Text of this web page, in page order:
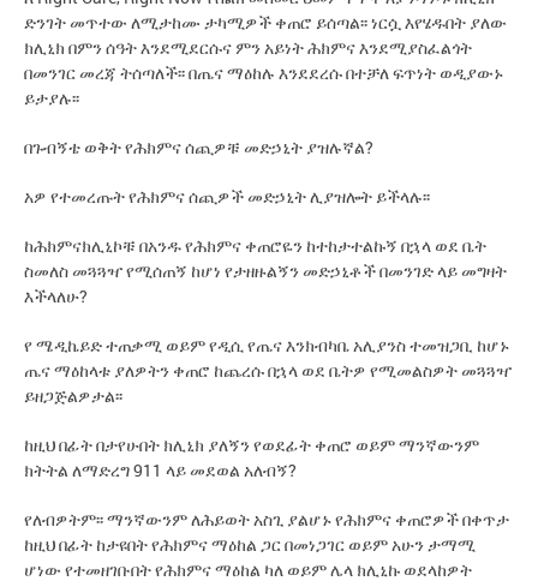
ድንገት መጥተው ለሚታከሙ ታካሚዎች ቀጠሮ ይሰጣል፡፡ ነርሷ እየሄዱበት ያለው
ክሊኒክ በምን ሰዓት እንደሚደርሱና ምን አይነት ሕክምና እንደሚያስፈልጎት
በመንገር መረጃ ትሰጣለች፡፡ በጤና ማዕከሉ እንደደረሱ በተቻለ ፍጥነት ወዲያውኑ
ይታያሉ፡፡
በጉብኝቴ ወቅት የሕክምና ሰጪዎቹ መድኃኒት ያዝሉኛል?
አዎ የተመረጡት የሕክምና ሰጪዎች መድኃኒት ሊያዝሎት ይችላሉ፡፡
ከሕክምናክሊኒኮቹ በአንዱ የሕክምና ቀጠሮዬን ከተከታተልኩኝ በኋላ ወደ ቤት
ስመለስ መጓጓዣ የሚሰጠኝ ከሆነ የታዘዙልኝን መድኃኒቶች በመንገድ ላይ መግዛት
እችላለሁ?
የ ሜዲኬይድ ተጠቃሚ ወይም የዲሲ የጤና እንክብካቤ አሊያንስ ተመዝጋቢ ከሆኑ
ጤና ማዕከላቱ ያለዎትን ቀጠሮ ከጨረሱ በኋላ ወደ ቤትዎ የሚመልስዎት መጓጓዣ
ይዘጋጅልዎታል፡፡
ከዚህ በፊት በታየሁበት ክሊኒክ ያለኝን የወደፊት ቀጠሮ ወይም ማንኛውንም
ክትትል ለማድረግ 911 ላይ መደወል አለብኝ?
የለብዎትም፡፡ ማንኛውንም ለሕይወት አስጊ ያልሆኑ የሕክምና ቀጠሮዎች በቀጥታ
ከዚህ በፊት ከታዩበት የሕክምና ማዕከል ጋር በመነጋገር ወይም አሁን ታማሚ
ሆነው የተመዘገቡበት የሕክምና ማዕከል ካለ ወይም ሌላ ክሊኒኩ ወደላከዎት